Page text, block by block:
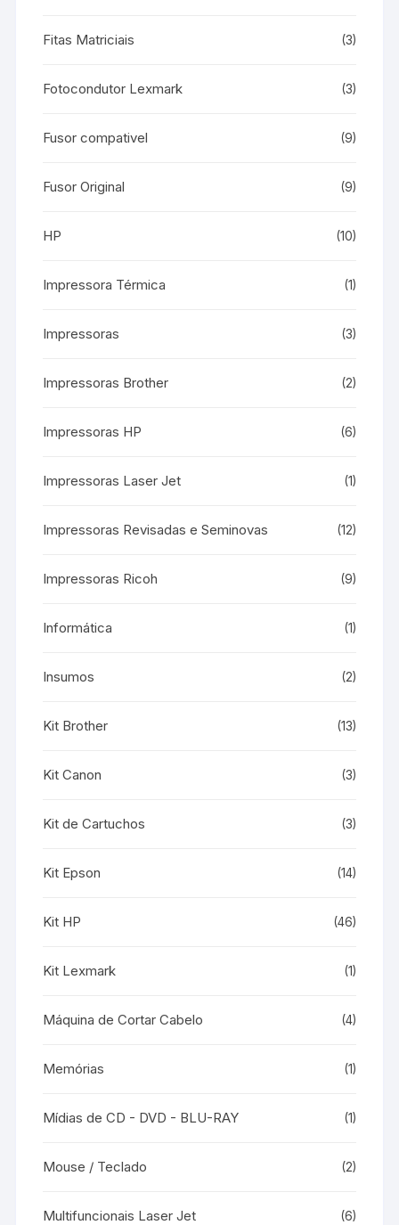
Fitas Matriciais (3)
Fotocondutor Lexmark (3)
Fusor compativel (9)
Fusor Original (9)
HP (10)
Impressora Térmica (1)
Impressoras (3)
Impressoras Brother (2)
Impressoras HP (6)
Impressoras Laser Jet (1)
Impressoras Revisadas e Seminovas (12)
Impressoras Ricoh (9)
Informática (1)
Insumos (2)
Kit Brother (13)
Kit Canon (3)
Kit de Cartuchos (3)
Kit Epson (14)
Kit HP (46)
Kit Lexmark (1)
Máquina de Cortar Cabelo (4)
Memórias (1)
Mídias de CD - DVD - BLU-RAY (1)
Mouse / Teclado (2)
Multifuncionais Laser Jet (6)